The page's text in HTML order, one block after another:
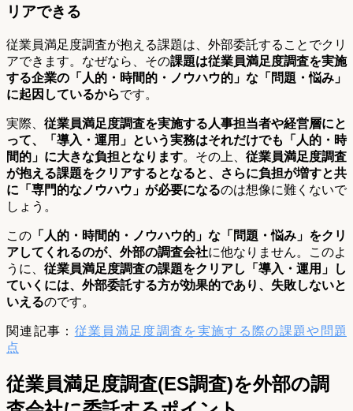
リアできる
従業員満足度調査が抱える課題は、外部委託することでクリ
アできます。なぜなら、その課題は従業員満足度調査を実施
する企業の「人的・時間的・ノウハウ的」な「問題・悩み」
に起因しているからです。
実際、 従業員満足度調査を実施する人事担当者や経営層にと
って、「導入・運用」という実務はそれだけでも「人的・時
間的」に大きな負担となります。その上、 従業員満足度調査
が抱える課題をクリアするとなると、さらに負担が増すと共
に「専門的なノウハウ」が必要になるのは想像に難くないで
しょう。
この 「人的・時間的・ノウハウ的」な「問題・悩み」をクリ
アしてくれるのが、外部の調査会社に他なりません。このよ
うに、 従業員満足度調査の課題をクリアし「導入・運用」し
ていくには、外部委託する方が効果的であり、失敗しないと
いえるのです。
関連記事： 従業員満足度調査を実施する際の課題や問題
点
従業員満足度調査(ES調査)を外部の調